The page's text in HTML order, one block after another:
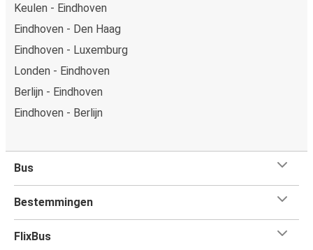
Keulen - Eindhoven
Eindhoven - Den Haag
Eindhoven - Luxemburg
Londen - Eindhoven
Berlijn - Eindhoven
Eindhoven - Berlijn
Bus
Bestemmingen
FlixBus